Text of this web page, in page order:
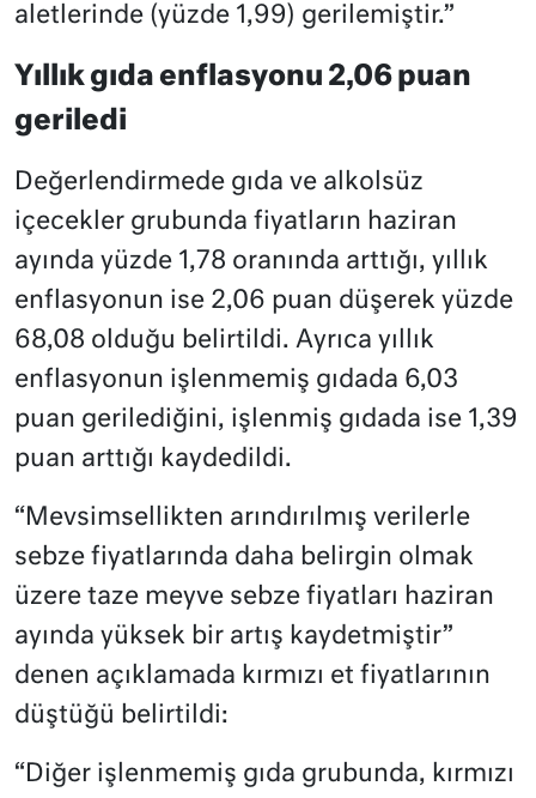
aletlerinde (yüzde 1,99) gerilemiştir.”
Yıllık gıda enflasyonu 2,06 puan
geriledi
Değerlendirmede gıda ve alkolsüz
içecekler grubunda fiyatların haziran
ayında yüzde 1,78 oranında arttığı, yıllık
enflasyonun ise 2,06 puan düşerek yüzde
68,08 olduğu belirtildi. Ayrıca yıllık
enflasyonun işlenmemiş gıdada 6,03
puan gerilediğini, işlenmiş gıdada ise 1,39
puan arttığı kaydedildi.
“Mevsimsellikten arındırılmış verilerle
sebze fiyatlarında daha belirgin olmak
üzere taze meyve sebze fiyatları haziran
ayında yüksek bir artış kaydetmiştir”
denen açıklamada kırmızı et fiyatlarının
düştüğü belirtildi:
“Diğer işlenmemiş gıda grubunda, kırmızı